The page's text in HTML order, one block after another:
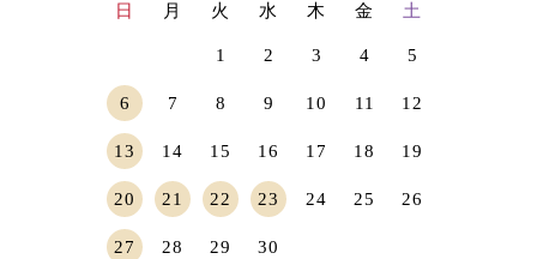
日 月 火 水 木 金 土
1 2 3 4 5
6 7 8 9 10 11 12
13 14 15 16 17 18 19
20 21 22 23 24 25 26
27 28 29 30